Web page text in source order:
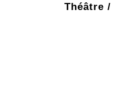
Théâtre /